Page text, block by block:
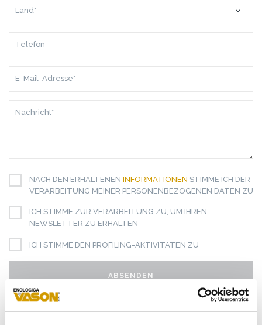
MAIL-
NACH DEN ERHALTENEN INFORMATIONEN STIMME ICH DER
VERARBEITUNG MEINER PERSONENBEZOGENEN DATEN ZU
ICH STIMME ZUR VERARBEITUNG ZU, UM IHREN
NEWSLETTER ZU ERHALTEN
ICH STIMME DEN PROFILING-AKTIVITÄTEN ZU
ABSENDEN